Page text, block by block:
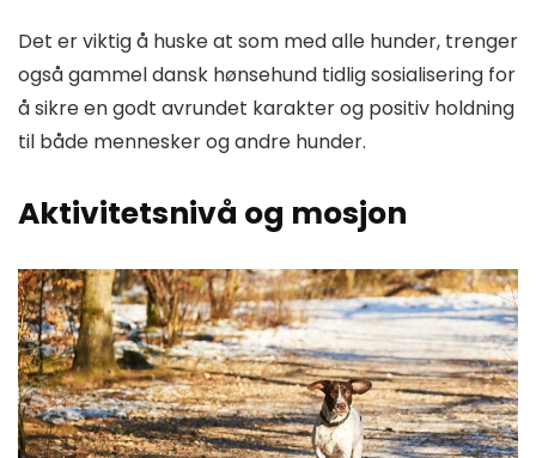
Det er viktig å huske at som med alle hunder, trenger
også gammel dansk hønsehund tidlig sosialisering for
å sikre en godt avrundet karakter og positiv holdning
til både mennesker og andre hunder.
Aktivitetsnivå og mosjon